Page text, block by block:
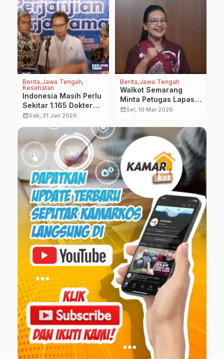
Berita Jawa Tengah
Kesehatan
Indonesia Masih Perlu
Sekitar 1.165 Dokter
Spesialis Jantung dan
calendar_monthSab, 31 Jan 2026
Berita Jawa Tengah
Walkot Semarang
Minta Petugas Lapas
Bertugas Secara
calendar_monthSel, 10 Mar 2026